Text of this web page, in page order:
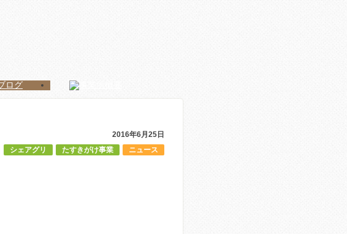
2016年6月25日
ニュース
たすきがけ事業
シェアグリ